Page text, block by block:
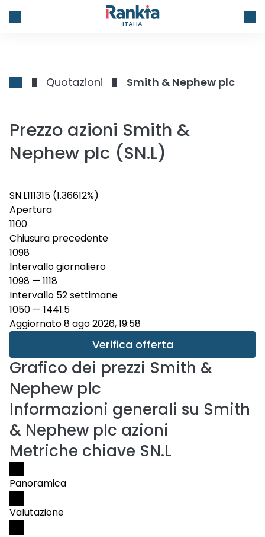
ITALIA
Quotazioni Smith & Nephew plc
Prezzo azioni Smith &
Nephew plc (SN.L)
SN.L111315 (1.36612%)
Apertura
1100
Chiusura precedente
1098
Intervallo giornaliero
1098 — 1118
Intervallo 52 settimane
1050 — 1441.5
Aggiornato 8 ago 2026, 19:58
Verifica offerta
Grafico dei prezzi Smith &
Nephew plc
Informazioni generali su Smith
& Nephew plc azioni
Metriche chiave SN.L
Panoramica
Valutazione